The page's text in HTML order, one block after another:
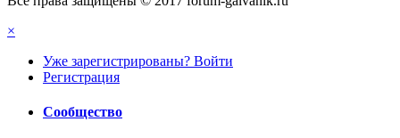
×
Уже зарегистрированы? Войти
Регистрация
Сообщество